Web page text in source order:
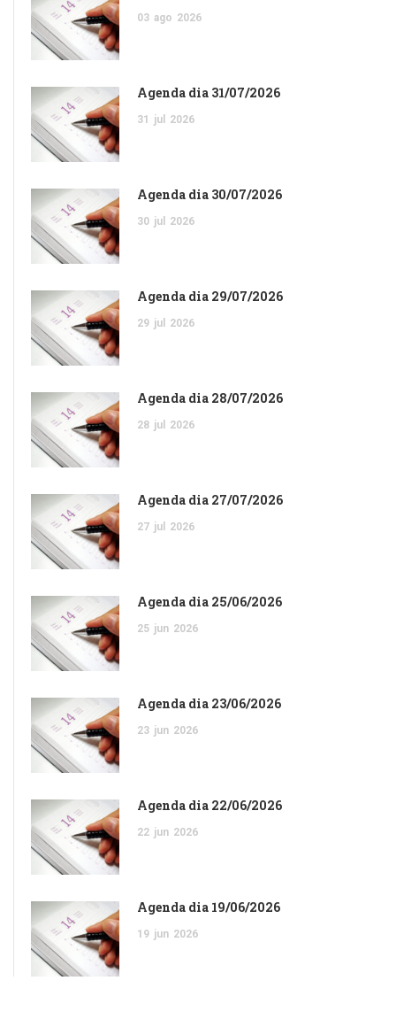
03 ago 2026
Agenda dia 31/07/2026
31 jul 2026
Agenda dia 30/07/2026
30 jul 2026
Agenda dia 29/07/2026
29 jul 2026
Agenda dia 28/07/2026
28 jul 2026
Agenda dia 27/07/2026
27 jul 2026
Agenda dia 25/06/2026
25 jun 2026
Agenda dia 23/06/2026
23 jun 2026
Agenda dia 22/06/2026
22 jun 2026
Agenda dia 19/06/2026
19 jun 2026